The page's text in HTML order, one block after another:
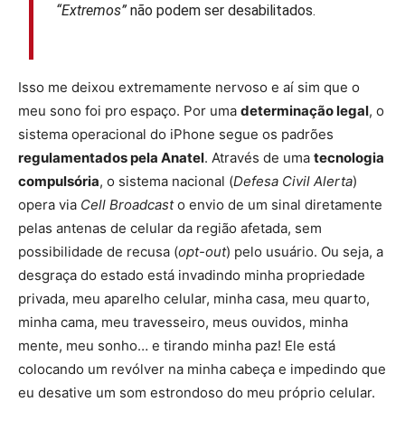
“Extremos” não podem ser desabilitados.
Isso me deixou extremamente nervoso e aí sim que o
meu sono foi pro espaço. Por uma determinação legal, o
sistema operacional do iPhone segue os padrões
regulamentados pela Anatel. Através de uma tecnologia
compulsória, o sistema nacional (Defesa Civil Alerta)
opera via Cell Broadcasto envio de um sinal diretamente
pelas antenas de celular da região afetada, sem
possibilidade de recusa (opt-out) pelo usuário. Ou seja, a
desgraça do estado está invadindo minha propriedade
privada, meu aparelho celular, minha casa, meu quarto,
minha cama, meu travesseiro, meus ouvidos, minha
mente, meu sonho… e tirando minha paz! Ele está
colocando um revólver na minha cabeça e impedindo que
eu desative um som estrondoso do meu próprio celular.